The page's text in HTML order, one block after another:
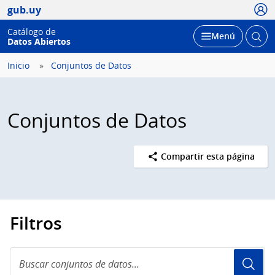
gub.uy
Catálogo de
Datos Abiertos
Desplegar
Menú Abrir
Inicio Conjuntos de Datos
Conjuntos de Datos
Compartir esta página
Filtros
conjuntos